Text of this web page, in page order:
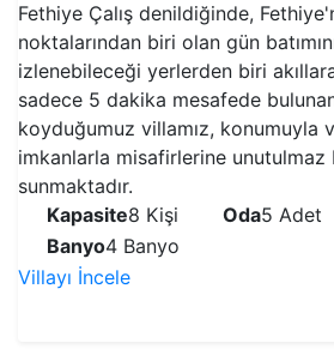
Fethiye Çalış denildiğinde,
noktalarından biri olan gün
izlenebileceği yerlerden biri
sadece 5 dakika mesafede bulunan
koyduğumuz villamız, konumuyla
imkanlarla misafirlerine unutulmaz
sunmaktadır.
Kapasite8 Kişi Oda5 Adet
Banyo4 Banyo
Villayı İncele